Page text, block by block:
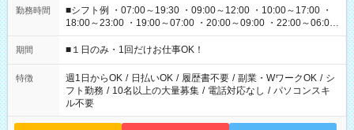
勤務時間
■シフト例 ・07:00～19:30 ・09:00～12:00 ・10:00～17:00 ・
18:00～23:00 ・19:00～07:00 ・20:00～09:00 ・22:00～06:00
etc ★最短で3時間で5,120円のお仕事から 15時間で2万円近く稼
げるお仕事も！ ご希望のお時間に合わせてご紹介！ ※シフトは
ください！
期間 ■１日のみ・1回だけお仕事OK！
特徴 週1日からOK / 日払いOK / 履歴書不要 / 副業・WワークOK / シ
フト勤務 / 10名以上の大量募集 / 電話対応なし / パソコンスキ
ル不要